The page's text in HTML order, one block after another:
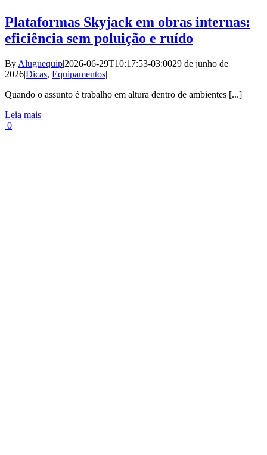
Plataformas Skyjack em obras internas:
eficiência sem poluição e ruído
By Aluguequip|2026-06-29T10:17:53-03:0029 de junho de
2026|Dicas, Equipamentos|
Quando o assunto é trabalho em altura dentro de ambientes [...]
Leia mais
0